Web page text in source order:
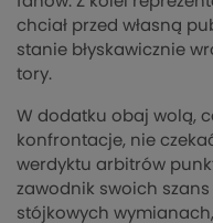
chciał przed własną
stanie błyskawicznie
tory.
W dodatku obaj wolą,
konfrontacje, nie
werdyktu arbitrów
zawodnik swoich
stójkowych